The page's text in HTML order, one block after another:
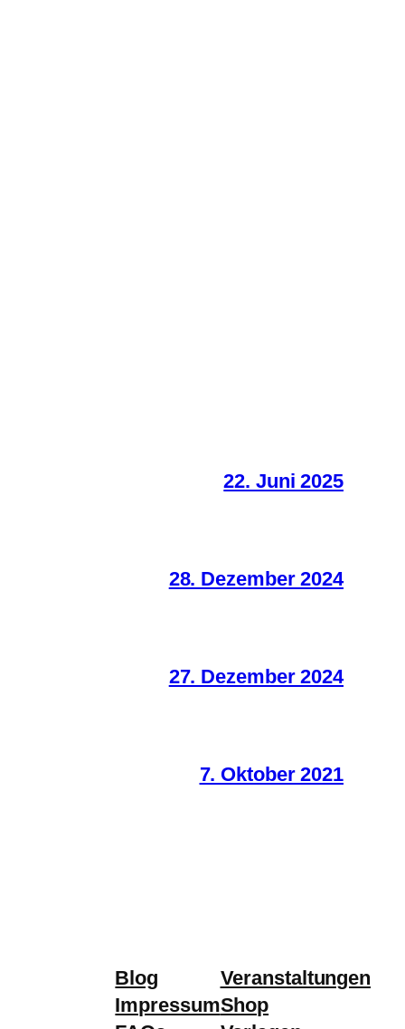
22. Juni 2025
28. Dezember 2024
27. Dezember 2024
7. Oktober 2021
Blog
Impressum
Veranstaltungen
Shop